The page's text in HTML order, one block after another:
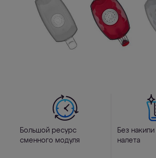
Большой ресурс
сменного модуля
Без
налета